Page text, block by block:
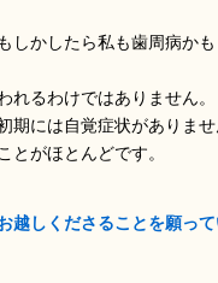
しかしたら私も歯周病か
るわけではありません。
には自覚症状がありませ
とがほとんどです。
しくださることを願って